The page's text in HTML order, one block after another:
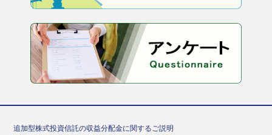
追加型株式投資信託の収益分配金に関するご説明